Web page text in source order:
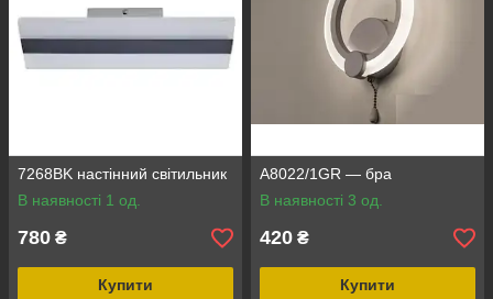
7268BK настінний світильник
В наявності 1 од.
780 ₴
Купити
A8022/1GR — бра
В наявності 3 од.
420 ₴
Купити